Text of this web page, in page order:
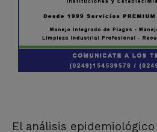
El análisis